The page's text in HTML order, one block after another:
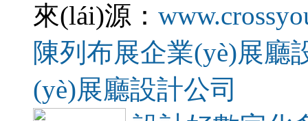
來(lái)源：
陳列布展企業(yè)展廳
(yè)展廳設計公司